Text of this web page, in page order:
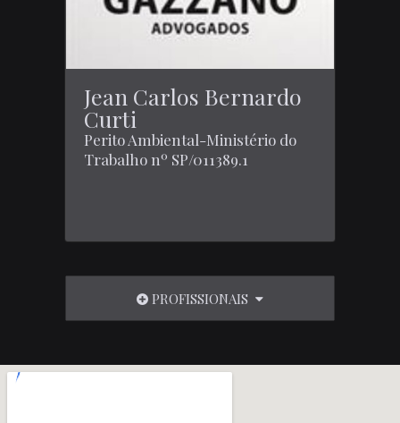
Jean Carlos Bernardo
Curti
Perito Ambiental-Ministério do
Trabalho nº SP/011389.1
PROFISSIONAIS